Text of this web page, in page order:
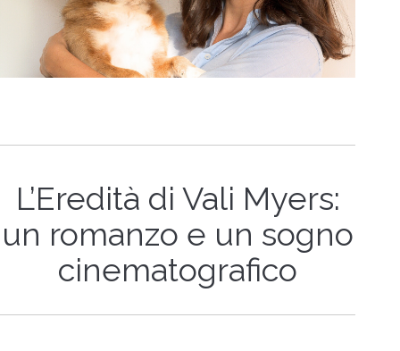
L’Eredità di Vali Myers:
un romanzo e un sogno
cinematografico